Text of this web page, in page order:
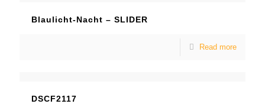
Blaulicht-Nacht – SLIDER
Read more
DSCF2117